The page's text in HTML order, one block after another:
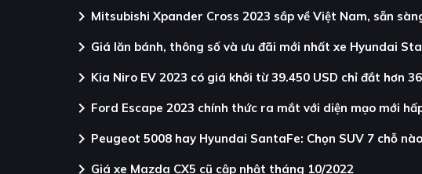
chevron_right Mitsubishi Xpander Cross 2023 sắp về Việt Nam, sẵn
chevron_right Giá lăn bánh, thông số và ưu đãi mới nhất xe Hyundai
chevron_right Kia Niro EV 2023 có giá khởi từ 39.450 USD chỉ đắt hơn
chevron_right Ford Escape 2023 chính thức ra mắt với diện mạo mới
chevron_right Peugeot 5008 hay Hyundai SantaFe: Chọn SUV 7 chỗ
chevron_right Giá xe Mazda CX5 cũ cập nhật tháng 10/2022